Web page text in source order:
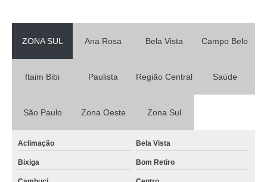
ZONA SUL Ana Rosa Bela Vista Campo Belo
Itaim Bibi Paulista Região Central Saúde
São Paulo Zona Oeste Zona Sul
Aclimação Bela Vista
Bixiga Bom Retiro